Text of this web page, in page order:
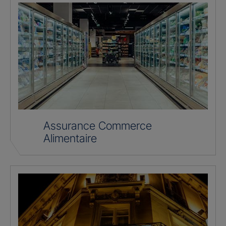
Assurance Commerce
Alimentaire